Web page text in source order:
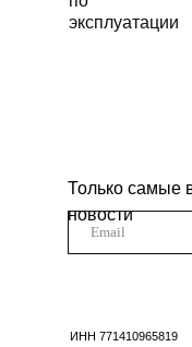
Только самые
новости
ИНН 771410965819
эксплуатации